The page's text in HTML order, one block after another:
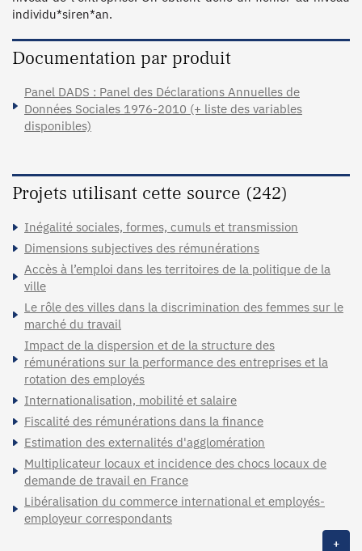
Documentation par produit
Panel DADS : Panel des Déclarations Annuelles de
Données Sociales 1976-2010 (+ liste des variables
disponibles)
Projets utilisant cette source (242)
Inégalité sociales, formes, cumuls et transmission
Dimensions subjectives des rémunérations
Accès à l’emploi dans les territoires de la politique de la
ville
Le rôle des villes dans la discrimination des femmes sur le
marché du travail
Impact de la dispersion et de la structure des
rémunérations sur la performance des entreprises et la
rotation des employés
Internationalisation, mobilité et salaire
Fiscalité des rémunérations dans la finance
Estimation des externalités d'agglomération
Multiplicateur locaux et incidence des chocs locaux de
demande de travail en France
Libéralisation du commerce international et employés-
employeur correspondants
+